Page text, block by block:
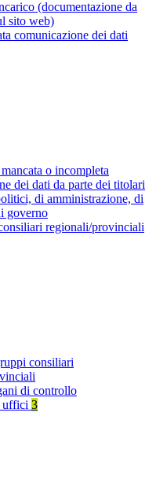
(documentazione da
sito web)
comunicazione dei dati
o incompleta
dei dati da parte dei titolari
di amministrazione, di
governo
regionali/provinciali
consiliari
di controllo
uffici 3